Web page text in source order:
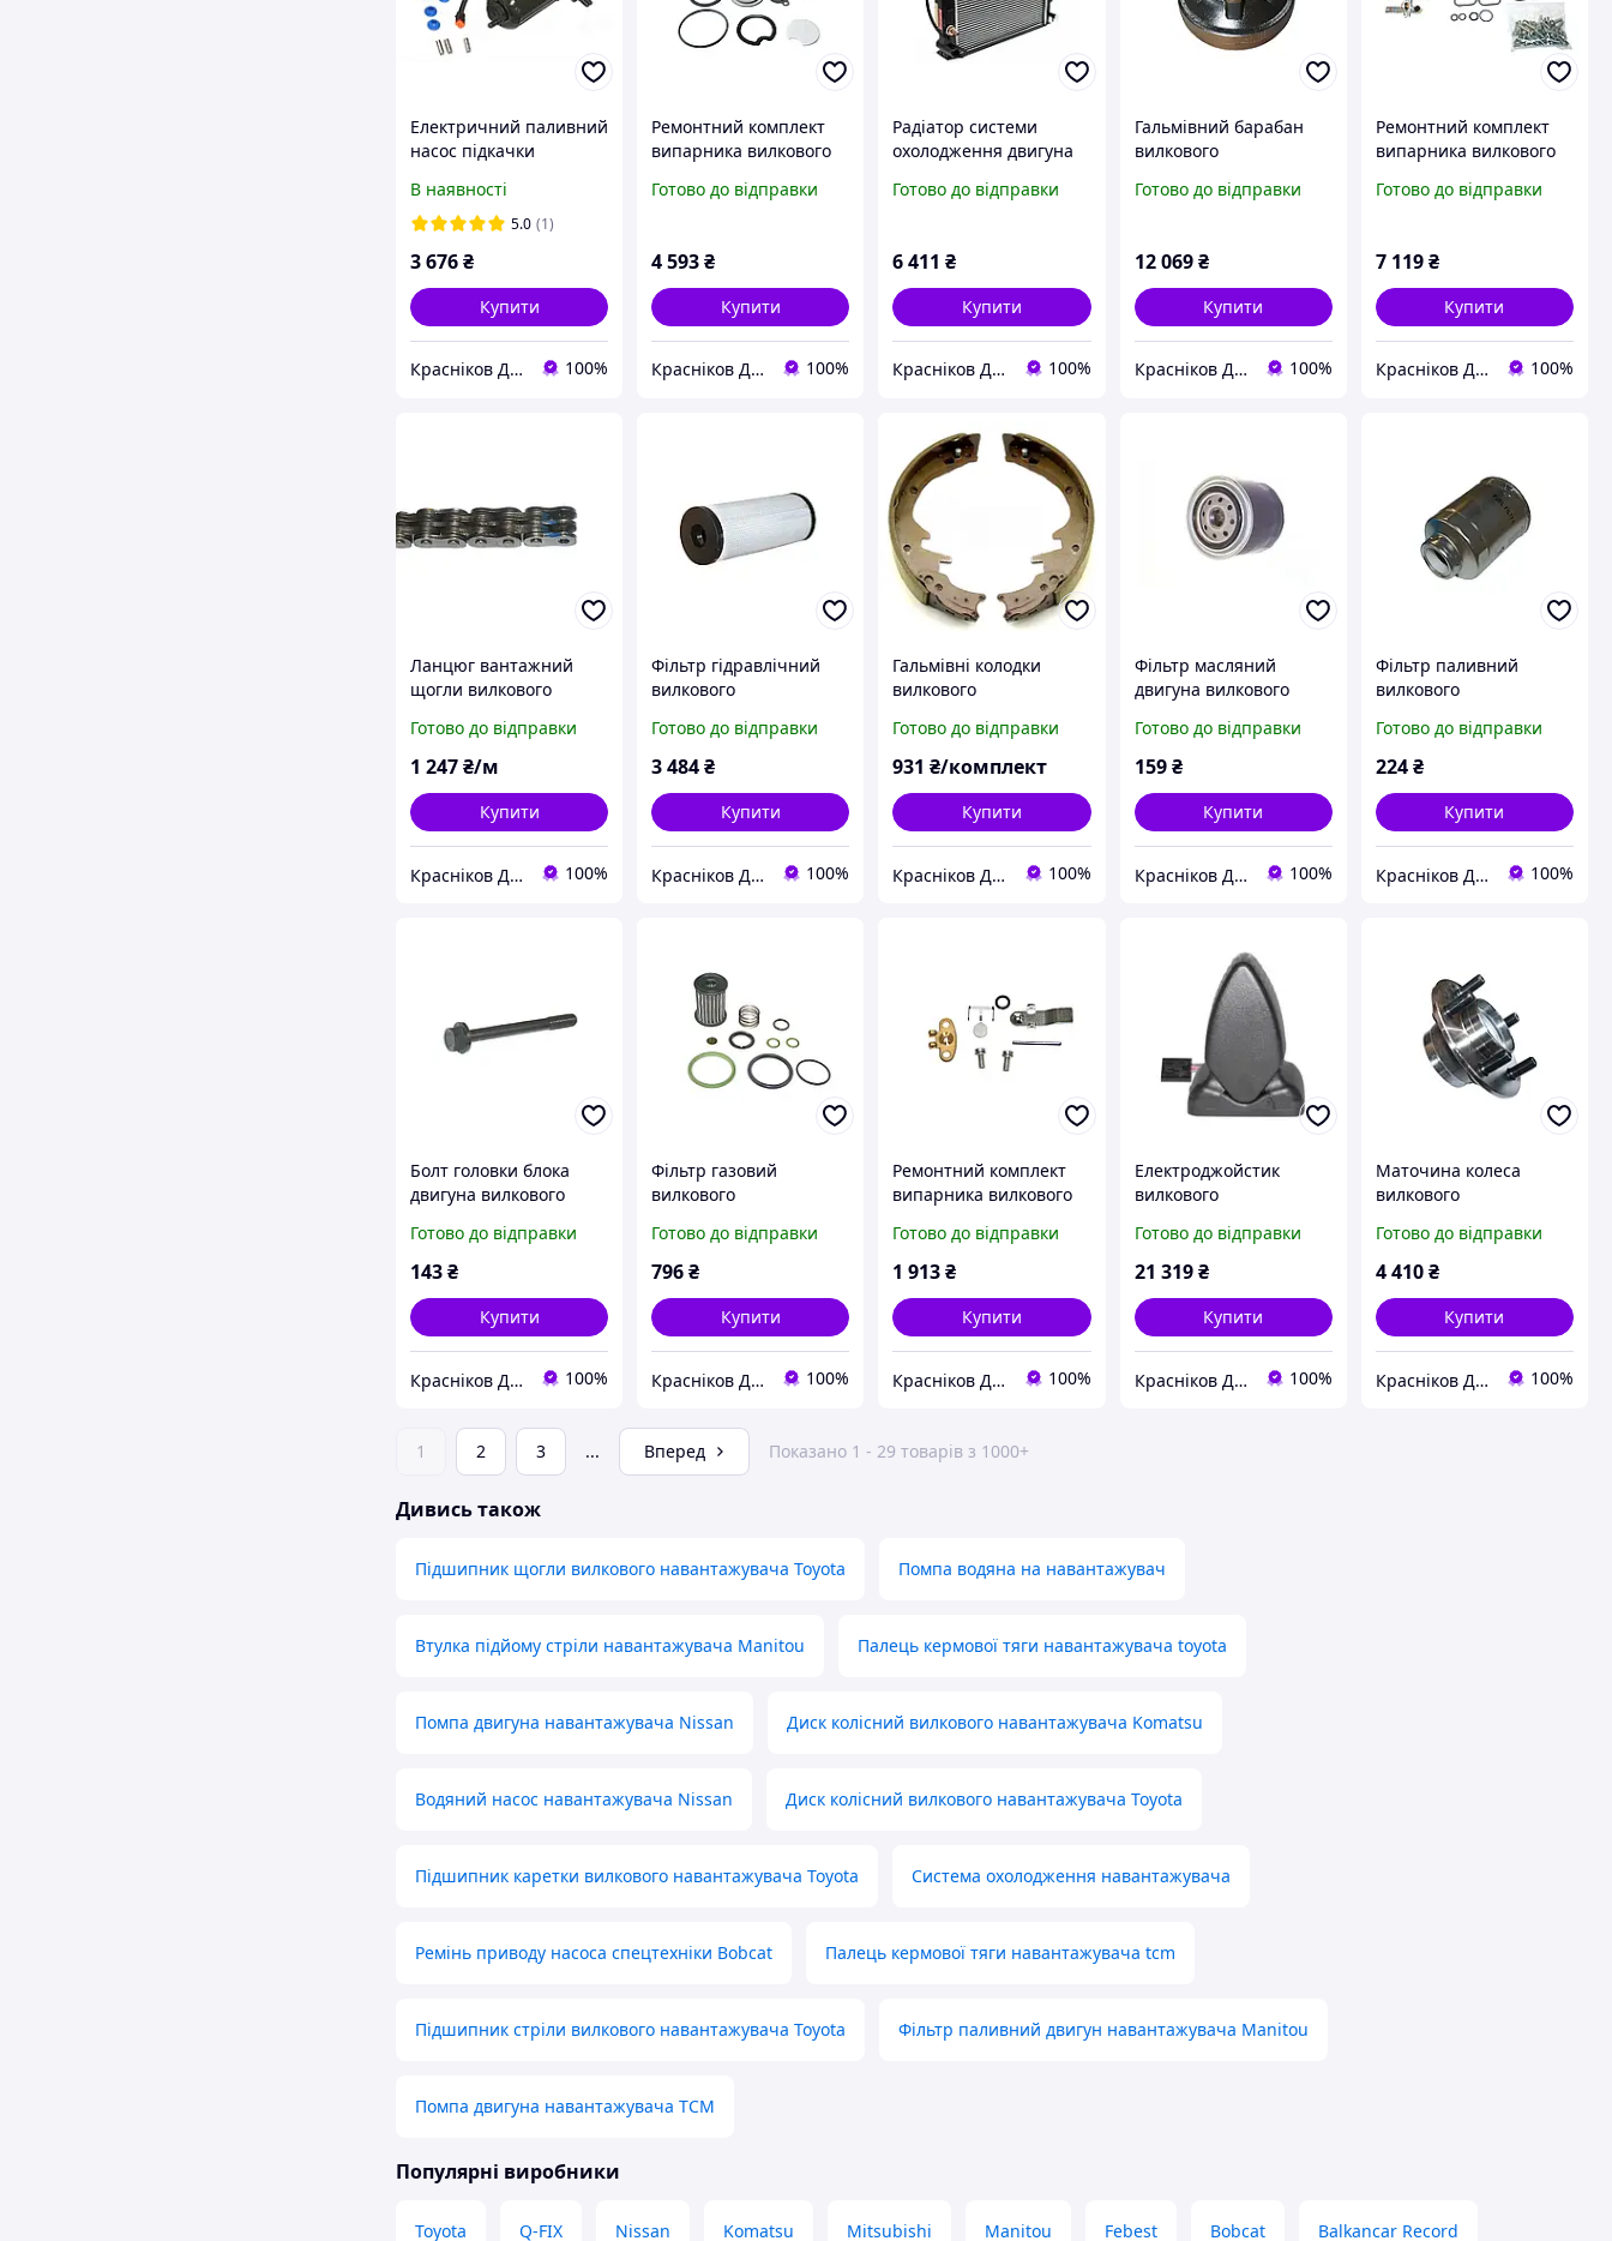
Електричний паливний
насос підкачки
Manitou 788071
В наявності
5.0 (1)
3 676₴
Купити
Красніков Д.Ю. 100%
Ремонтний комплект
випарника вилкового
04221-20401-71
Готово до відправки
4 593₴
Купити
Красніков Д.Ю. 100%
Радіатор системи
охолодження двигуна
Mitsubishi, Nissan
Готово до відправки
6 411 ₴
Купити
Красніков Д.Ю. 100%
Гальмівний барабан
вилкового
43204-FJ101
Готово до відправки
12 069 ₴
Купити
Красніков Д.Ю. 100%
Ремонтний комплект
випарника вилкового
16310RPKIT
Готово до відправки
7 119₴
Купити
Красніков Д.Ю. 100%
Ланцюг вантажний
щогли вилкового
Готово до відправки
1 247₴/м
Купити
Красніков Д.Ю. 100%
Фільтр гідравлічний
вилкового
Jungheinrich 51085217
Готово до відправки
3 484₴
Купити
Красніков Д.Ю. 100%
Гальмівні колодки
вилкового
Komatsu 3EA3011410
Готово до відправки
931 ₴/комплект
Купити
Красніков Д.Ю. 100%
Фільтр масляний
двигуна вилкового
Komatsu 1520801802
Готово до відправки
159 ₴
Купити
Красніков Д.Ю. 100%
Фільтр паливний
вилкового
23390-76001-71
Готово до відправки
224₴
Купити
Красніков Д.Ю. 100%
Болт головки блока
двигуна вилкового
Komatsu
YM12990001200
Готово до відправки
143₴
Купити
Красніков Д.Ю. 100%
Фільтр газовий
вилкового
0009831650
Готово до відправки
796₴
Купити
Красніков Д.Ю. 100%
Ремонтний комплект
випарника вилкового
042212047071
Готово до відправки
1 913₴
Купити
Красніков Д.Ю. 100%
Електроджойстик
вилкового
580090361
Готово до відправки
21 319 ₴
Купити
Красніков Д.Ю. 100%
Маточина колеса
вилкового
Готово до відправки
4 410₴
Купити
Красніков Д.Ю. 100%
1 2 3 ... Вперед Показано 1 - 29 товарів з 1000+
Дивись також
Підшипник щогли вилкового навантажувача Toyota Помпа водяна на навантажувач
Втулка підйому стріли навантажувача Manitou Палець кермової тяги навантажувача toyota
Помпа двигуна навантажувача Nissan Диск колісний вилкового навантажувача Komatsu
Водяний насос навантажувача Nissan Диск колісний вилкового навантажувача Toyota
Підшипник каретки вилкового навантажувача Toyota Система охолодження навантажувача
Ремінь приводу насоса спецтехніки Bobcat Палець кермової тяги навантажувача tcm
Підшипник стріли вилкового навантажувача Toyota Фільтр паливний двигун навантажувача Manitou
Помпа двигуна навантажувача TCM
Популярні виробники
Toyota Q-FIX Nissan Komatsu Mitsubishi Manitou Febest Bobcat Balkancar Record